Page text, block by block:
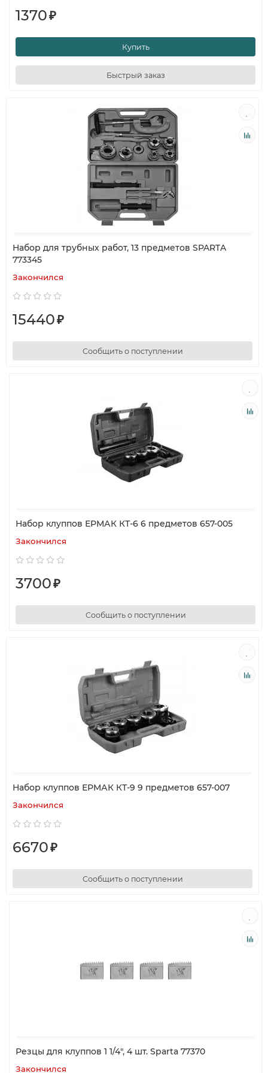
1370₽
Купить
Быстрый заказ
Набор для трубных работ, 13 предметов SPARTA
773345
Закончился
15440₽
Сообщить о поступлении
Набор клуппов ЕРМАК КТ-6 6 предметов 657-005
Закончился
3700₽
Сообщить о поступлении
Набор клуппов ЕРМАК КТ-9 9 предметов 657-007
Закончился
6670₽
Сообщить о поступлении
Резцы для клуппов 1 1/4", 4 шт. Sparta 77370
Закончился